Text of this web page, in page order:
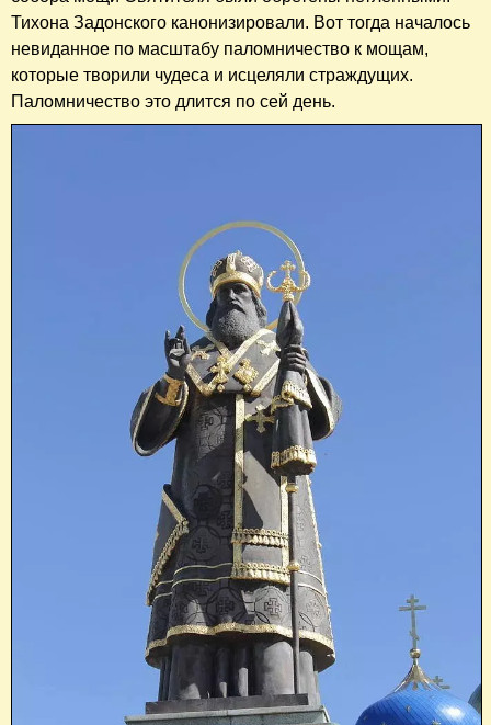
Тихона Задонского канонизировали. Вот тогда началось
невиданное по масштабу паломничество к мощам,
которые творили чудеса и исцеляли страждущих.
Паломничество это длится по сей день.